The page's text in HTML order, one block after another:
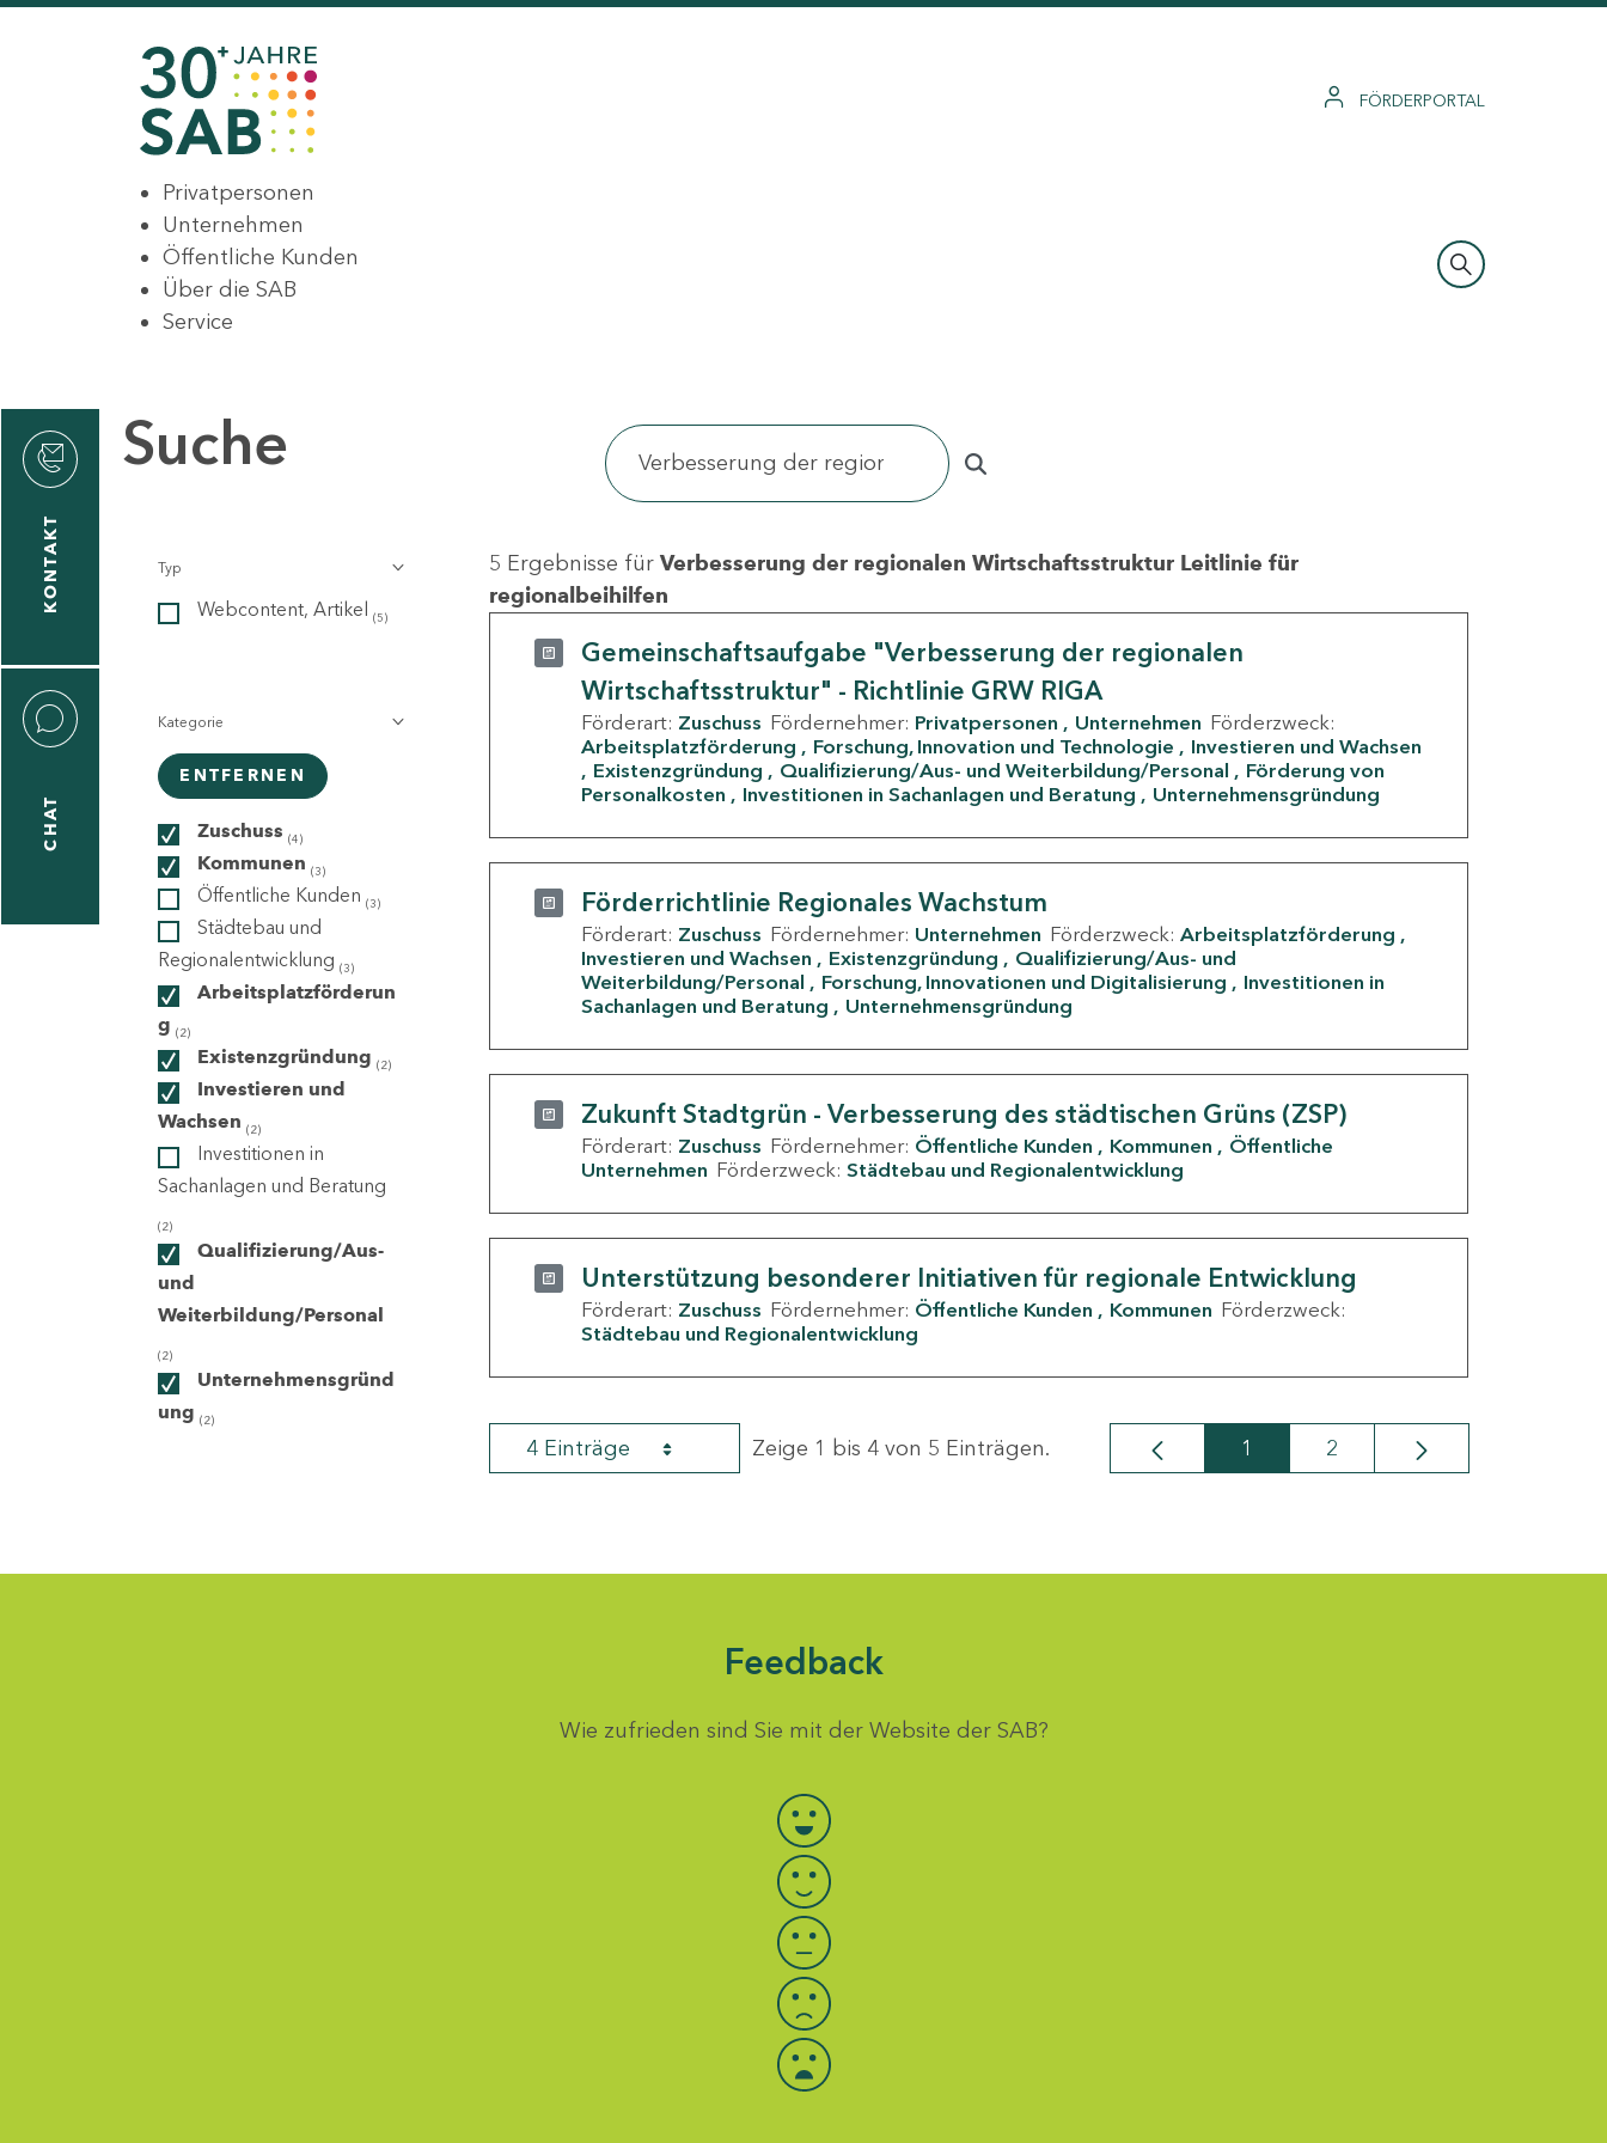
FÖRDERPORTAL
Privatpersonen
Unternehmen
Öffentliche Kunden
Über die SAB
Service
KONTAKT
CHAT
Suche
Typ
Webcontent, Artikel (5)
Kategorie
ENTFERNEN
Zuschuss (4)
Kommunen (3)
Öffentliche Kunden (3)
Städtebau und
Regionalentwicklung (3)
Arbeitsplatzförderun
g (2)
Existenzgründung (2)
Investieren und
Wachsen (2)
Investitionen in
Sachanlagen und Beratung
(2)
Qualifizierung/Aus-
und
Weiterbildung/Personal
(2)
Unternehmensgründ
ung (2)
5 Ergebnisse für Verbesserung der regionalen Wirtschaftsstruktur Leitlinie für
regionalbeihilfen
Gemeinschaftsaufgabe "Verbesserung der regionalen
Wirtschaftsstruktur" - Richtlinie GRW RIGA
Förderart: Zuschuss Fördernehmer: Privatpersonen Unternehmen Förderzweck:
Arbeitsplatzförderung
Forschung, Innovation und Technologie
Investieren und Wachsen
Existenzgründung
Qualifizierung/Aus- und Weiterbildung/Personal
Förderung von
Personalkosten
Investitionen in Sachanlagen und Beratung Unternehmensgründung
Förderrichtlinie Regionales Wachstum
Förderart: Zuschuss Fördernehmer: Unternehmen Förderzweck: Arbeitsplatzförderung
Investieren und Wachsen
Existenzgründung
Qualifizierung/Aus- und
Weiterbildung/Personal
Forschung, Innovationen und Digitalisierung
Investitionen in
Sachanlagen und Beratung
Unternehmensgründung
Zukunft Stadtgrün - Verbesserung des städtischen Grüns (ZSP)
Förderart: Zuschuss Fördernehmer: Öffentliche Kunden Kommunen
Öffentliche
Unternehmen Förderzweck: Städtebau und Regionalentwicklung
Unterstützung besonderer Initiativen für regionale Entwicklung
Förderart: Zuschuss Fördernehmer: Öffentliche Kunden Kommunen Förderzweck:
Städtebau und Regionalentwicklung
4 Einträge Zeige 1 bis 4 von 5 Einträgen. Seite
1 Seite
2
Feedback
Wie zufrieden sind Sie mit der Website der SAB?
Bewertung auswählen